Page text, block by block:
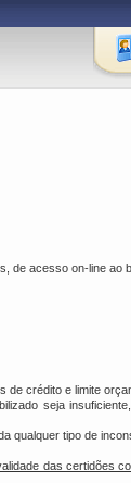
de acesso on-line ao
crédito e limite
seja
qualquer tipo de
das certidões